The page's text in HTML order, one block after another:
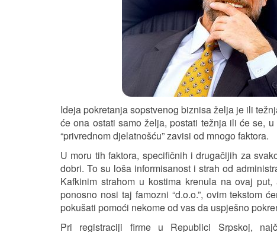
Ideja pokretanja sopstvenog biznisa želja je ili
će ona ostati samo želja, postati težnja ili će se,
“privrednom djelatnošću” zavisi od mnogo faktora.
U moru tih faktora, specifičnih i drugačijih za
dobri. To su loša informisanost i strah od
Kafkinim strahom u kostima krenula na ovaj
ponosno nosi taj famozni “d.o.o.”, ovim tekstom
pokušati pomoći nekome od vas da uspješno
Pri registraciji firme u Republici Srpskoj,